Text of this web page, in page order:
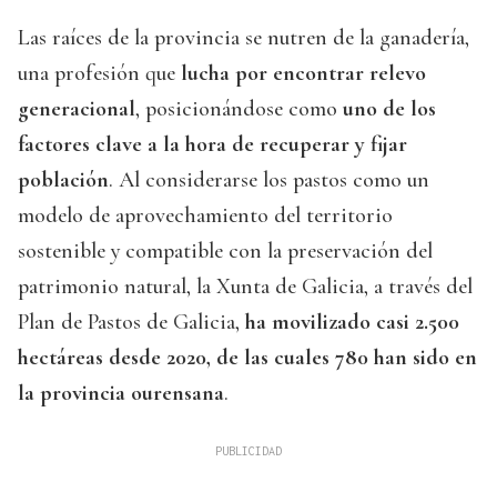
Las raíces de la provincia se nutren de la ganadería,
una profesión que lucha por encontrar relevo
generacional, posicionándose como uno de los
factores clave a la hora de recuperar y fijar
población. Al considerarse los pastos como un
modelo de aprovechamiento del territorio
sostenible y compatible con la preservación del
patrimonio natural, la Xunta de Galicia, a través del
Plan de Pastos de Galicia, ha movilizado casi 2.500
hectáreas desde 2020, de las cuales 780 han sido en
la provincia ourensana.